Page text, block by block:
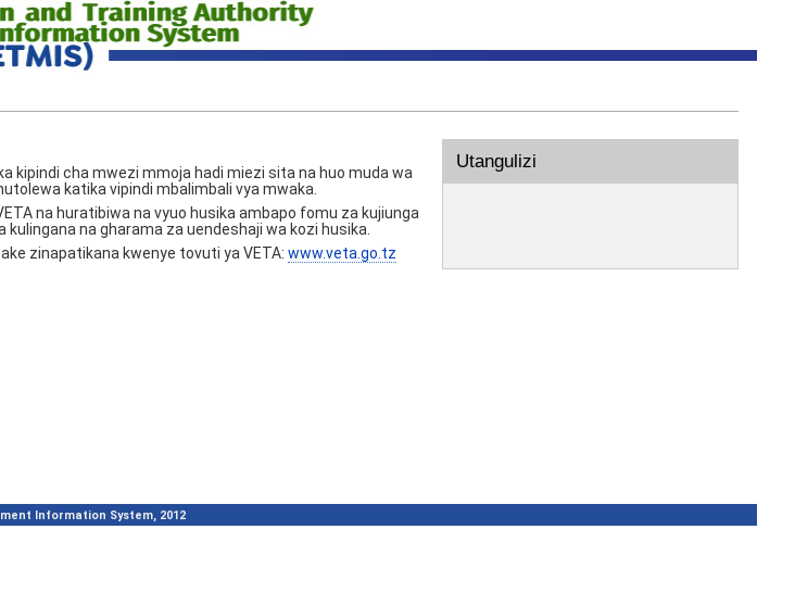
kipindi cha mwezi mmoja hadi miezi sita na huo muda wa
katika vipindi mbalimbali vya mwaka.
na huratibiwa na vyuo husika ambapo fomu za kujiunga
na gharama za uendeshaji wa kozi husika.
zinapatikana kwenye tovuti ya VETA: www.veta.go.tz
Utangulizi
Information System, 2012